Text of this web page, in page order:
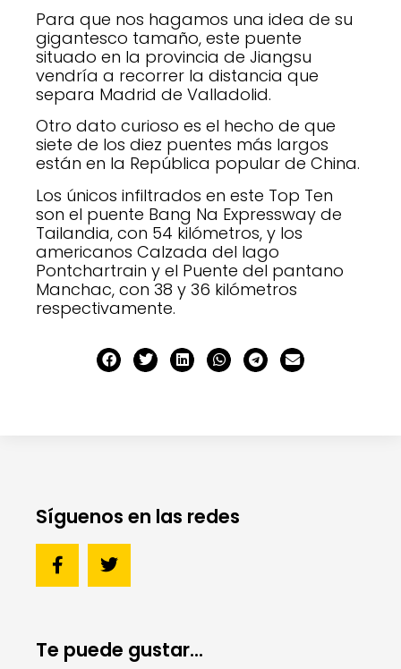
Para que nos hagamos una idea de su
gigantesco tamaño, este puente
situado en la provincia de Jiangsu
vendría a recorrer la distancia que
separa Madrid de Valladolid.
Otro dato curioso es el hecho de que
siete de los diez puentes más largos
están en la República popular de China.
Los únicos infiltrados en este Top Ten
son el puente Bang Na Expressway de
Tailandia, con 54 kilómetros, y los
americanos Calzada del lago
Pontchartrain y el Puente del pantano
Manchac, con 38 y 36 kilómetros
respectivamente.
Síguenos en las redes
Te puede gustar...